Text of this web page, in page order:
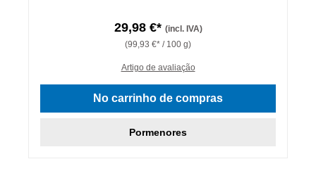
29,98 €* (incl. IVA)
(99,93 €* / 100 g)
Artigo de avaliação
No carrinho de compras
Pormenores